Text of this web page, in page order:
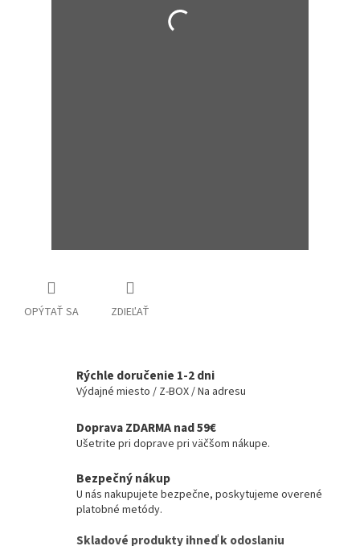
OPÝTAŤ SA ZDIEĽAŤ
Rýchle doručenie 1-2 dni
Výdajné miesto / Z-BOX / Na adresu
Doprava ZDARMA nad 59€
Ušetrite pri doprave pri väčšom nákupe.
Bezpečný nákup
U nás nakupujete bezpečne, poskytujeme overené
platobné metódy.
Skladové produkty ihneď k odoslaniu